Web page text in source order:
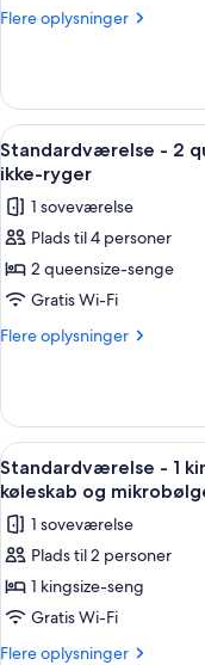
queensize-
handicapvenligt
badekar
Flere oplysninger
Flere
-
queensize-
seng
handicapvenligt
Indlæs
alle
billeder
af
Standardværelse
-
2
queensize-
handicapvenligt
ikke-
ryger
10
Standardværelse - 2
ikke-ryger
1 soveværelse
Plads til 4 personer
2 queensize-senge
Gratis Wi-Fi
Flere oplysninger
Flere
-
queensize-
senge
handicapvenligt
ryger
Indlæs
alle
billeder
af
Standardværelse
-
1
kingsize-
9
Standardværelse - 1
køleskab og
1 soveværelse
Plads til 2 personer
1 kingsize-seng
Gratis Wi-Fi
Flere oplysninger
Flere